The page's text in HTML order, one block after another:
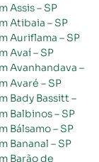
Assis – SP
Atibaia – SP
Auriflama – SP
Avaí – SP
Avaré – SP
Balbinos – SP
Bálsamo – SP
Bananal – SP